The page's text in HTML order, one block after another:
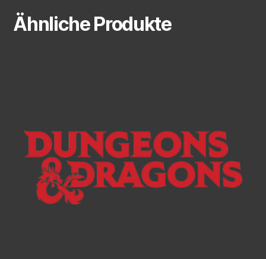
Ähnliche Produkte